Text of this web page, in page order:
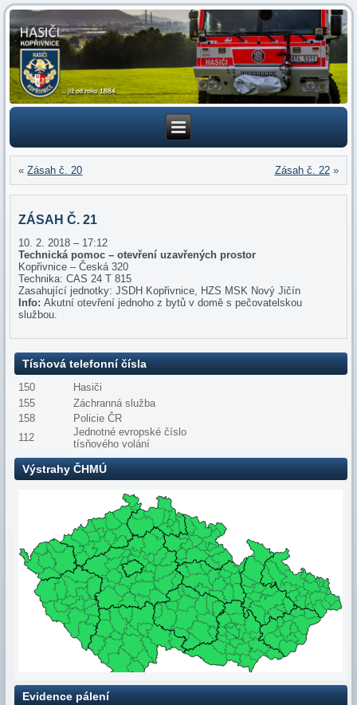
«Zásah č. 20 Zásah č. 22»
ZÁSAH Č. 21
10. 2. 2018 – 17:12
Technická pomoc – otevření uzavřených prostor
Kopřivnice – Česká 320
Technika: CAS 24 T 815
Zasahující jednotky: JSDH Kopřivnice, HZS MSK Nový Jičín
Info: Akutní otevření jednoho z bytů v domě s pečovatelskou
službou.
Tísňová telefonní čísla
150
Hasiči
155
Záchranná služba
158
Policie ČR
112
Jednotné evropské číslo
tísňového volání
Výstrahy ČHMÚ
Evidence pálení